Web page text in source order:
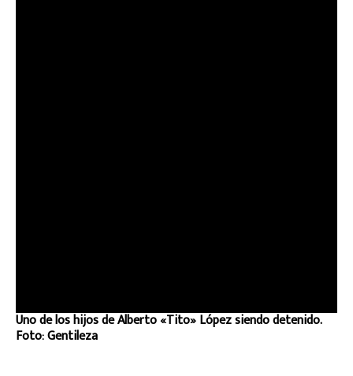
Uno de los hijos de Alberto «Tito» López siendo detenido.
Foto: Gentileza